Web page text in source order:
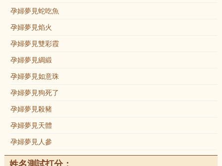
孕婦夢見蛇吃魚
孕婦夢見焰火
孕婦夢見雙彩霞
孕婦夢見綢緞
孕婦夢見如意珠
孕婦夢見狗死了
孕婦夢見殺豬
孕婦夢見天體
孕婦夢見人參
姓名測試打分：